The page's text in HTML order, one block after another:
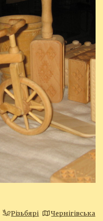
Різьбярі Чернігівська